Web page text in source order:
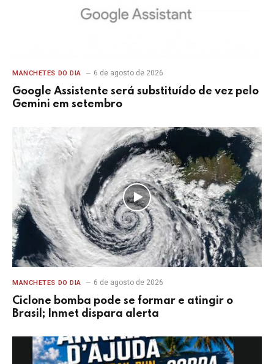
MANCHETES DO DIA 6 de agosto de 2026
Google Assistente será substituído de vez pelo
Gemini em setembro
MANCHETES DO DIA 6 de agosto de 2026
Ciclone bomba pode se formar e atingir o
Brasil; Inmet dispara alerta